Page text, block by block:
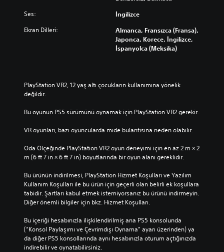
Ses: İngilizce
Ekran Dilleri:
Almanca, Fransızca (Fransa),
Japonca, Korece, İngilizce,
İspanyolca (Meksika)
PlayStation VR2, 12 yaş altı çocukların kullanımına yönelik
değildir.
Bu oyunun PS5 sürümünü oynamak için PlayStation VR2 gerekir.
VR oyunları, bazı oyuncularda mide bulantısına neden olabilir.
Oda Ölçeğinde PlayStation VR2 oyun deneyimi için en az 2 m × 2
m (6 ft 7 in × 6 ft 7 in) boyutlarında bir oyun alanı gereklidir.
Bu ürünün indirilmesi, PlayStation Hizmet Koşulları ve Yazılım
Kullanım Koşulları ile bu ürün için geçerli olan belirli ek koşullara
tabidir. Şartları kabul etmek istemiyorsanız bu ürünü indirmeyin.
Diğer önemli bilgiler için bkz. Hizmet Koşulları.
Bu içeriği hesabınızla ilişkilendirilmiş ana PS5 konsolunda
(“Konsol Paylaşımı ve Çevrimdışı Oynama” ayarı üzerinden) ya
da diğer PS5 konsollarında aynı hesabınızla oturum açtığınızda
indirebilir ve oynatabilirsiniz.